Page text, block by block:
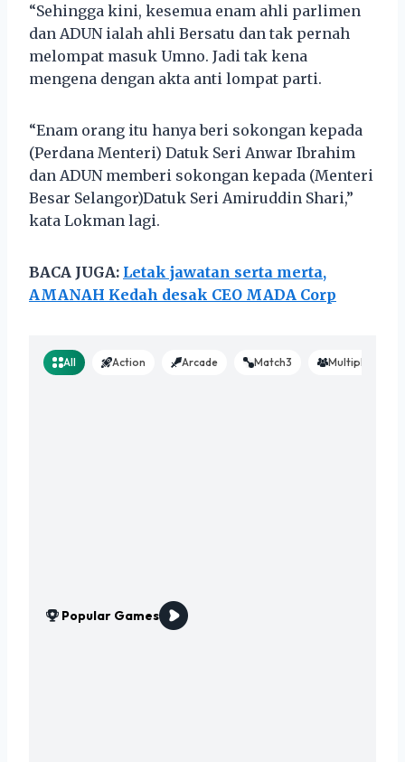
“Sehingga kini, kesemua enam ahli parlimen
dan ADUN ialah ahli Bersatu dan tak pernah
melompat masuk Umno. Jadi tak kena
mengena dengan akta anti lompat parti.
“Enam orang itu hanya beri sokongan kepada
(Perdana Menteri) Datuk Seri Anwar Ibrahim
dan ADUN memberi sokongan kepada (Menteri
Besar Selangor)Datuk Seri Amiruddin Shari,”
kata Lokman lagi.
BACA JUGA: Letak jawatan serta merta,
AMANAH Kedah desak CEO MADA Corp